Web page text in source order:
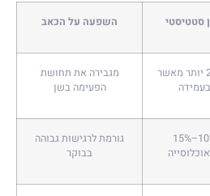
השפעה על הכאב
יותר מאשר
מגבירה את תחושת
הפעימה בשן
10%–15%
גורמת לרגישות גבוהה
בבוקר